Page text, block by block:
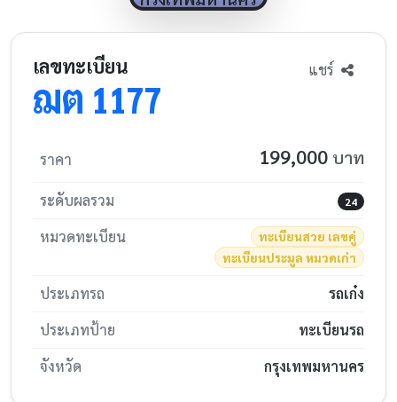
เลขทะเบียน
ฌต 1177
แชร์
ราคา 199,000 บาท
ระดับผลรวม 24
หมวดทะเบียน
ทะเบียนสวย เลขคู่
ทะเบียนประมูล หมวดเก่า
ประเภทรถ
รถเก๋ง
ประเภทป้าย
ทะเบียนรถ
จังหวัด
กรุงเทพมหานคร